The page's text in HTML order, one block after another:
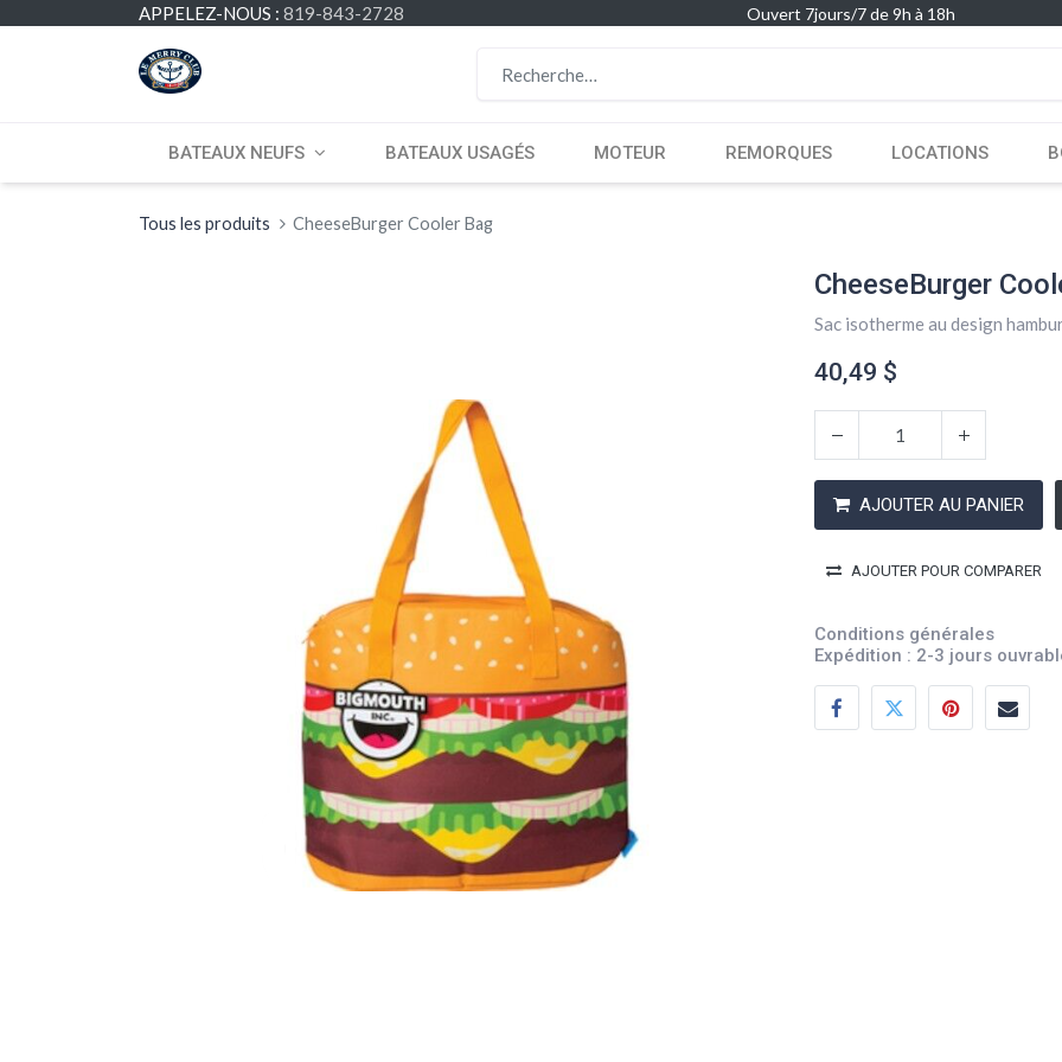
APPELEZ-NOUS : 819-843-2728 Ouvert 7jours/7 de 9h à 18h
BATEAUX NEUFS BATEAUX USAGÉS MOTEUR REMORQUES LOCATIONS
Tous les produits CheeseBurger Cooler Bag
CheeseBurger
Sac isotherme au design
40,49 $
AJOUTER AU PANIER
AJOUTER POUR COMPARER
Conditions générales
Expédition : 2-3 jours